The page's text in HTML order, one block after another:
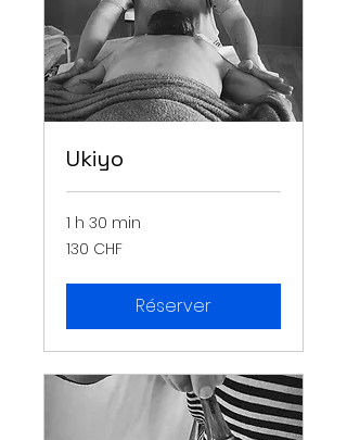
Ukiyo
1 h 30 min
130
francs
130 CHF
Réserver